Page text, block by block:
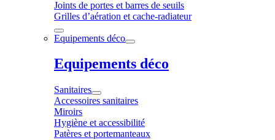
Joints de portes et barres de seuils
Grilles d’aération et cache-radiateur
Equipements déco
Equipements déco
Sanitaires
Accessoires sanitaires
Miroirs
Hygiène et accessibilité
Patères et portemanteaux